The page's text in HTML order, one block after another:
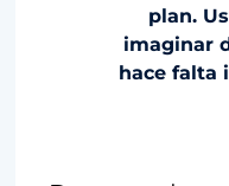
plan.
imaginar
hace falta